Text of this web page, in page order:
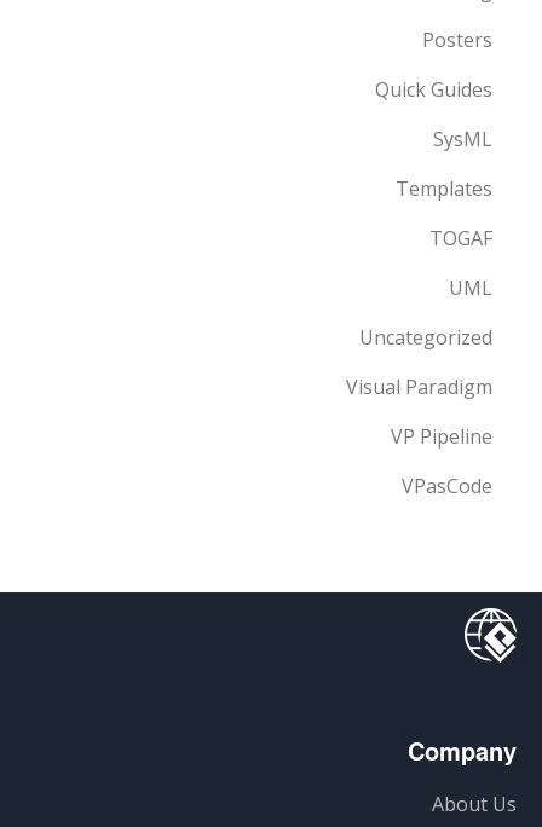
Posters
Quick Guides
SysML
Templates
TOGAF
UML
Uncategorized
Visual Paradigm
VP Pipeline
VPasCode
Company
About Us